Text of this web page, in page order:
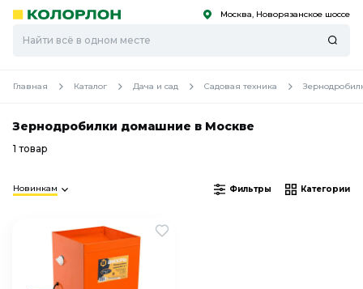
Скоро
Скоро Москва, Новорязанское шоссе
Главная Каталог Дача и сад Садовая техника
Зернодробилки домашние в Москве
1 товар
Новинкам Фильтры Категории